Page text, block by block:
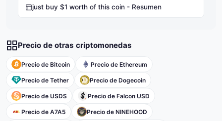
just buy $1 worth of this coin - Resumen
Precio de otras criptomonedas
Precio de Bitcoin Precio de Ethereum
Precio de Tether Precio de Dogecoin
Precio de USDS Precio de Falcon USD
Precio de A7A5 Precio de NINEHOOD